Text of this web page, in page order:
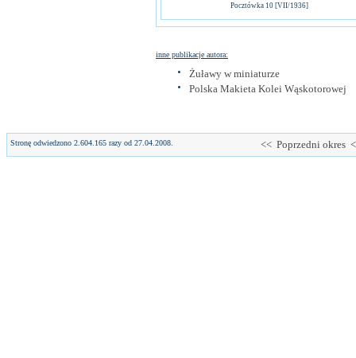
Pocztówka 10 [VII/1936]
inne publikacje autora:
Żuławy w miniaturze
Polska Makieta Kolei Wąskotorowej
Stronę odwiedzono 2.604.165 razy od 27.04.2008. << Poprzedni okres